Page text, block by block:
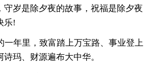
守岁是除夕夜的故事，祝福是除夕夜
乐!
一年里，致富踏上万宝路、事业登上
玛、财源遍布大中华。